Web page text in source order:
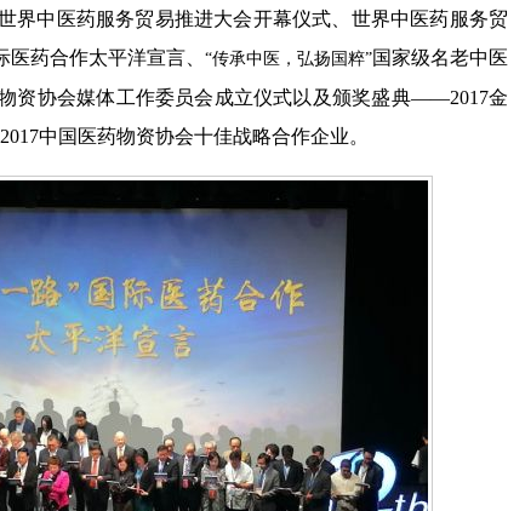
界中医药服务贸易推进大会开幕仪式、世界中医药服务贸
医药合作太平洋宣言、 “传承中医，弘扬国粹”国家级名老中医
资协会媒体工作委员会成立仪式以及颁奖盛典——2017金
中国医药物资协会十佳战略合作企业。